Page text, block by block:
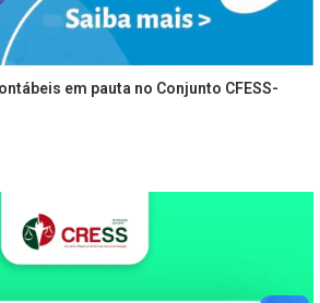
em pauta no Conjunto CFESS-